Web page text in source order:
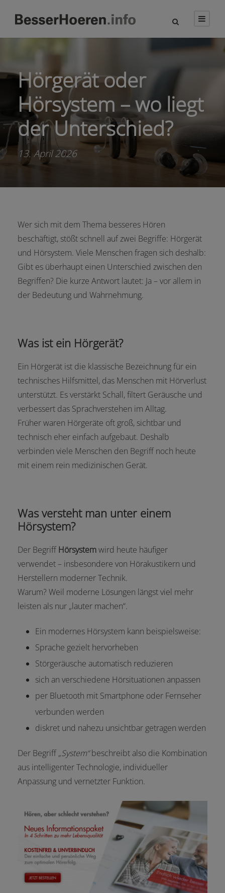
Hörgerät oder
Hörsystem – wo liegt
der Unterschied?
13. April 2026
Wer sich mit dem Thema besseres Hören
beschäftigt, stößt schnell auf zwei Begriffe: Hörgerät
und Hörsystem. Viele Menschen fragen sich deshalb:
Gibt es überhaupt einen Unterschied zwischen den
Begriffen? Die kurze Antwort lautet: Ja – vor allem in
der Bedeutung und Wahrnehmung.
Was ist ein Hörgerät?
Ein Hörgerät ist die klassische Bezeichnung für ein
technisches Hilfsmittel, das Menschen mit Hörverlust
unterstützt. Es verstärkt Schall, filtert Geräusche und
verbessert das Sprachverstehen im Alltag.
Früher waren Hörgeräte oft groß, sichtbar und
technisch eher einfach aufgebaut. Deshalb
verbinden viele Menschen den Begriff noch heute
mit einem rein medizinischen Gerät.
Was versteht man unter einem
Hörsystem?
Der BegriffHörsystemwird heute häufiger
verwendet – insbesondere von Hörakustikern und
Herstellern moderner Technik.
Warum? Weil moderne Lösungen längst viel mehr
leisten als nur „lauter machen“.
Ein modernes Hörsystem kann beispielsweise:
Sprache gezielt hervorheben
Störgeräusche automatisch reduzieren
sich an verschiedene Hörsituationen anpassen
per Bluetooth mit Smartphone oder Fernseher
verbunden werden
diskret und nahezu unsichtbar getragen werden
Der Begriff „System“beschreibt also die Kombination
aus intelligenter Technologie, individueller
Anpassung und vernetzter Funktion.